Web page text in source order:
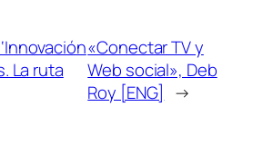
La ruta
«Conectar TV y
Web social», Deb
Roy [ENG] →